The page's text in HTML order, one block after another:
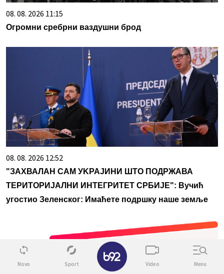
08. 08. 2026 11:15
Огромни сребрни ваздушни брод
08. 08. 2026 12:52
"ЗАХВАЛАН САМ УKРАЈИНИ ШТО ПОДРЖАВА
ТЕРИТОРИЈАЛНИ ИНТЕГРИТЕТ СРБИЈЕ": Вучић
угостио Зеленског: Имаћете подршку наше земље
Novo Sport Video Menu
✕